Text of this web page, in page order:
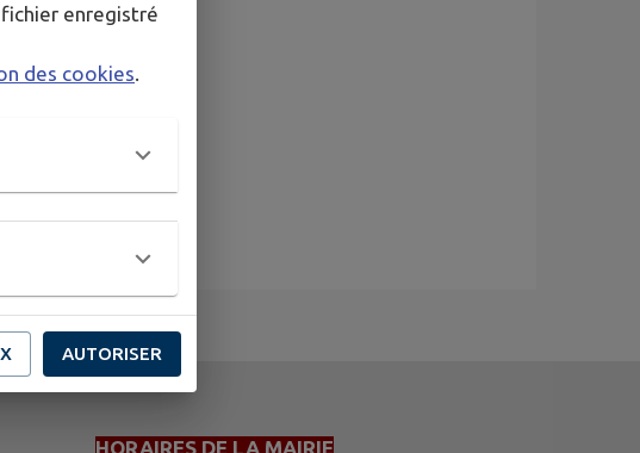
HORAIRES DE LA MAIRIE
enregistré
des cookies.
AUTORISER